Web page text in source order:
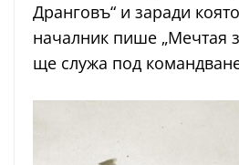
Дранговъ“ и заради
началник пише „Мечтая
ще служа под